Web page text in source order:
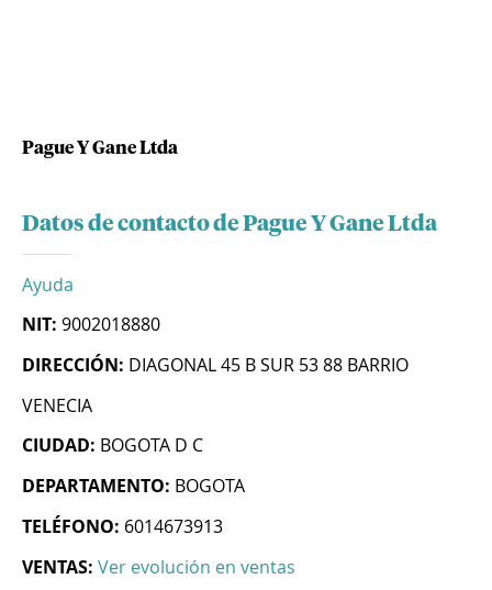
Pague Y Gane Ltda
Datos de contacto de Pague Y Gane Ltda
Ayuda
NIT: 9002018880
DIRECCIÓN: DIAGONAL 45 B SUR 53 88 BARRIO
VENECIA
CIUDAD: BOGOTA D C
DEPARTAMENTO: BOGOTA
TELÉFONO: 6014673913
VENTAS: Ver evolución en ventas